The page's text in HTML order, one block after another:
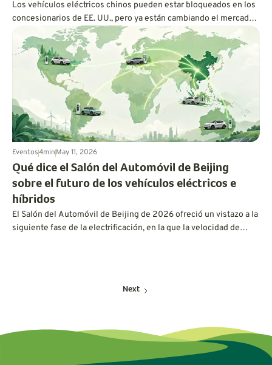
Los vehículos eléctricos chinos pueden estar bloqueados en los
concesionarios de EE. UU., pero ya están cambiando el mercado
en Australia, Europa, Canadá y más allá. Aquí te explicamos por
qué el resto del mundo se mueve más rápido de lo que los
estadounidenses podrían darse cuenta.
Eventos4minMay 11, 2026
Qué dice el Salón del Automóvil de Beijing
sobre el futuro de los vehículos eléctricos e
híbridos
El Salón del Automóvil de Beijing de 2026 ofreció un vistazo a la
siguiente fase de la electrificación, en la que la velocidad de
Next